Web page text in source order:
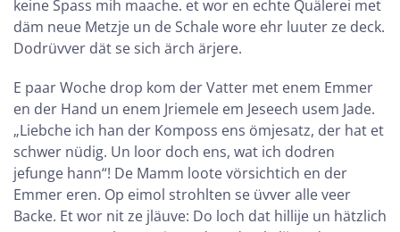
keine Spass mih maache. et wor en echte Quälerei met
däm neue Metzje un de Schale wore ehr luuter ze deck.
Dodrüvver dät se sich ärch ärjere.
E paar Woche drop kom der Vatter met enem Emmer
en der Hand un enem Jriemele em Jeseech usem Jade.
„Liebche ich han der Komposs ens ömjesatz, der hat et
schwer nüdig. Un loor doch ens, wat ich dodren
jefunge hann“! De Mamm loote vörsichtich en der
Emmer eren. Op eimol strohlten se üvver alle veer
Backe. Et wor nit ze jläuve: Do loch dat hillije un hätzlich